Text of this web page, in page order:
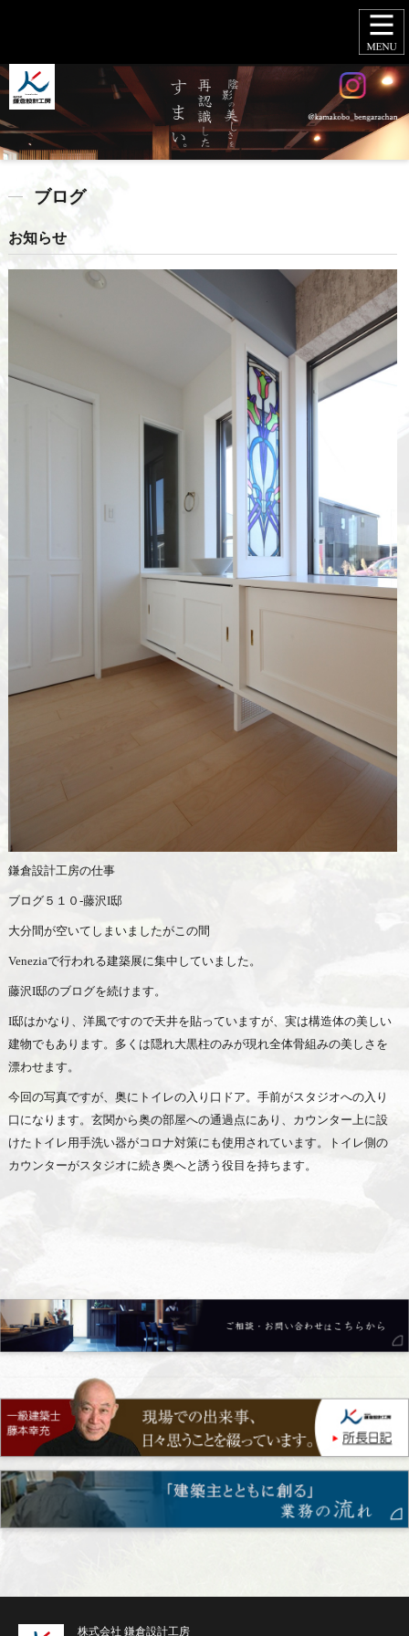
ブログ
お知らせ
鎌倉設計工房の仕事
ブログ５１０-藤沢I邸
大分間が空いてしまいましたがこの間
Veneziaで行われる建築展に集中していました。
藤沢I邸のブログを続けます。
I邸はかなり、洋風ですので天井を貼っていますが、実は構造体の美しい
建物でもあります。多くは隠れ大黒柱のみが現れ全体骨組みの美しさを
漂わせます。
今回の写真ですが、奥にトイレの入り口ドア。手前がスタジオへの入り
口になります。玄関から奥の部屋への通過点にあり、カウンター上に設
けたトイレ用手洗い器がコロナ対策にも使用されています。トイレ側の
カウンターがスタジオに続き奥へと誘う役目を持ちます。
株式会社 鎌倉設計工房